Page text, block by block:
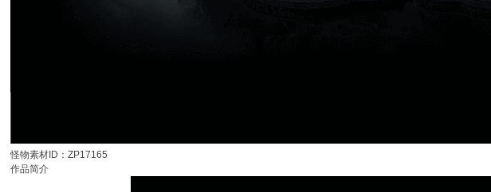
怪物素材ID：ZP17165
作品简介